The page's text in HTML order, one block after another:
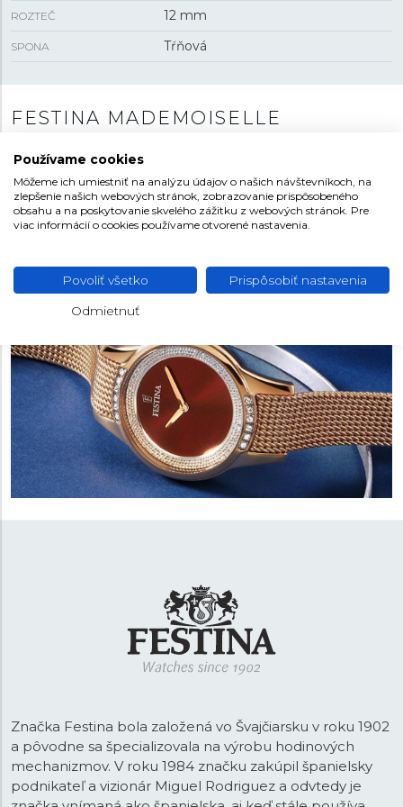
ROZTEČ 12 mm
SPONA Tŕňová
FESTINA MADEMOISELLE
Dámska kolekcia s názvom Modemoiselle je plná
módnych farieb. Jednoduché a čisté modely zdobené
zirkónmi sú natoľko úchvatné, že sa kolekcia stala
oficiálnym partnerom Miss France.
Značka Festina bola založená vo Švajčiarsku v roku 1902
a pôvodne sa špecializovala na výrobu hodinových
mechanizmov. V roku 1984 značku zakúpil španielsky
podnikateľ a vizionár Miguel Rodriguez a odvtedy je
Používame cookies
Môžeme ich umiestniť na analýzu údajov o našich návštevníkoch, na
zlepšenie našich webových stránok, zobrazovanie prispôsobeného
obsahu a na poskytovanie skvelého zážitku z webových stránok. Pre
viac informácií o cookies používame otvorené nastavenia.
Povoliť všetko Prispôsobiť nastavenia
Odmietnuť